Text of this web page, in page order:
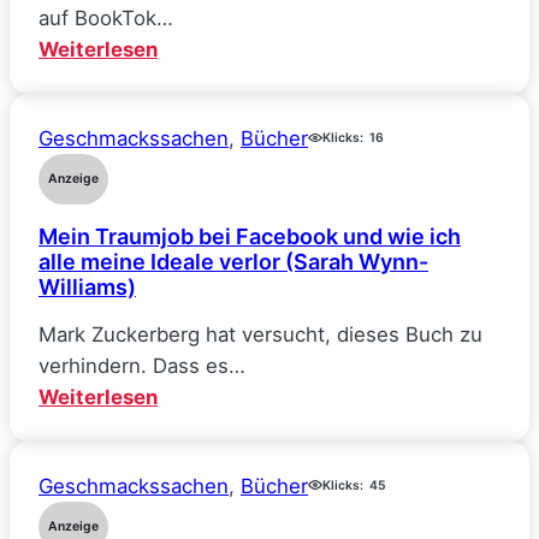
auf BookTok…
Weiterlesen:
–
(Elle
Kennedy)
Geschmackssachen, Bücher Klicks: 16
Anzeige
Mein Traumjob bei Facebook und wie ich
alle meine Ideale verlor (Sarah Wynn-
Williams)
Mark Zuckerberg hat versucht, dieses Buch zu
verhindern. Dass es…
Weiterlesen:
bei
Geschmackssachen, Bücher Klicks: 45
Anzeige